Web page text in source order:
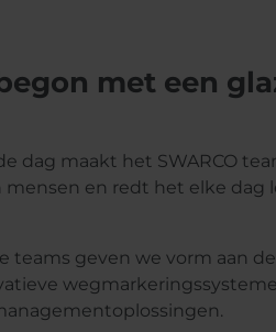
met een
dag maakt het SWARCO
mensen en redt het elke dag
teams geven we vorm aan